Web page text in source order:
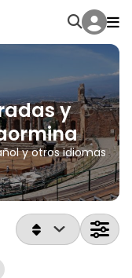
y
y otros idiomas